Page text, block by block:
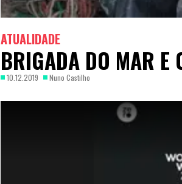
ATUALIDADE
BRIGADA DO MAR E
10.12.2019 Nuno Castilho